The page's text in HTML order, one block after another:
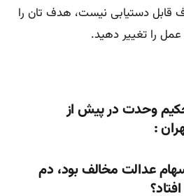
دستیابی نیست، هدف تان را
را تغییر دهید.
وحدت در پیش از
:
عدالت مخالف بود، دم